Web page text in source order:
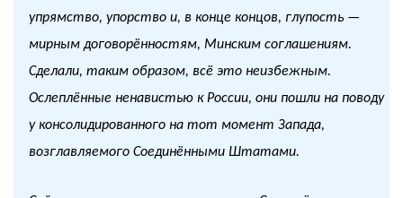
упрямство, упорство и, в конце концов, глупость —
мирным договорённостям, Минским соглашениям.
Сделали, таким образом, всё это неизбежным.
Ослеплённые ненавистью к России, они пошли на поводу
у консолидированного на тот момент Запада,
возглавляемого Соединёнными Штатами.